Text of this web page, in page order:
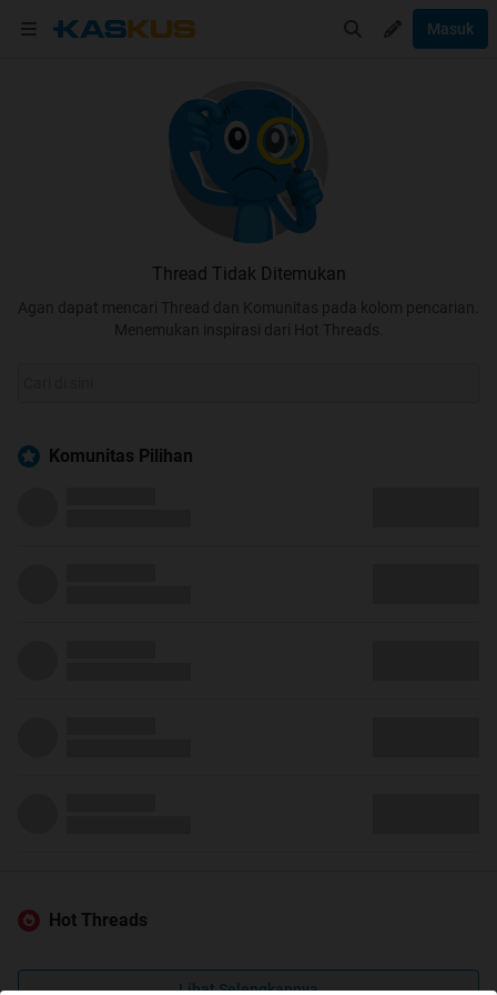
Masuk
Thread Tidak Ditemukan
Agan dapat mencari Thread dan Komunitas pada kolom pencarian.
Menemukan inspirasi dari Hot Threads.
Komunitas Pilihan
Hot Threads
Lihat Selengkapnya